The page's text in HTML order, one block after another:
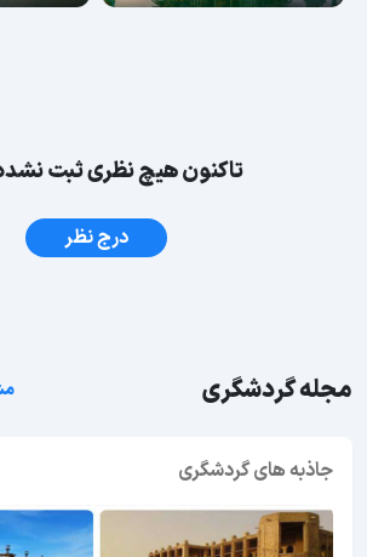
تاکنون هیچ نظری ثبت
درج نظر
مجله گردشگری
جاذبه های گردشگری